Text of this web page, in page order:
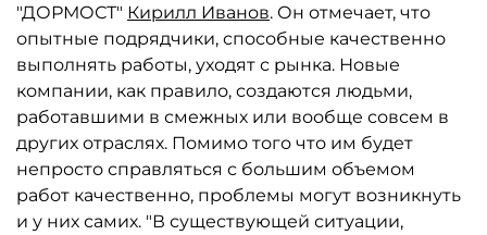
"ДОРМОСТ" Кирилл Иванов. Он отмечает, что
опытные подрядчики, способные качественно
выполнять работы, уходят с рынка. Новые
компании, как правило, создаются людьми,
работавшими в смежных или вообще совсем в
других отраслях. Помимо того что им будет
непросто справляться с большим объемом
работ качественно, проблемы могут возникнуть
и у них самих. "В существующей ситуации,